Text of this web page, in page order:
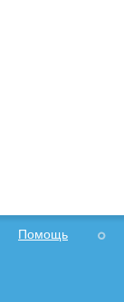
Помощь